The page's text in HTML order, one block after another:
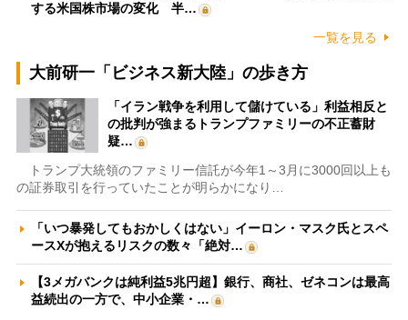
する米国株市場の変化 半…
一覧を見る
大前研一「ビジネス新大陸」の歩き方
「イラン戦争を利用して儲けている」利益相反と
の批判が強まるトランプファミリーの不正蓄財
疑…
トランプ大統領のファミリー信託が今年1～3月に3000回以上も
の証券取引を行っていたことが明らかになり…
「いつ暴発してもおかしくはない」イーロン・マスク氏とスペ
ースXが抱えるリスクの数々「絶対…
【3メガバンクは純利益5兆円超】銀行、商社、ゼネコンは最高
益続出の一方で、中小企業・…